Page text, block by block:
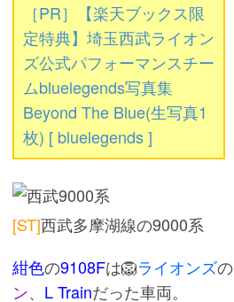
［PR］【楽天ブックス限
定特典】埼玉西武ライオン
ズ公式パフォーマンスチー
ムbluelegends写真集
Beyond The Blue(生写真1
枚) [ bluelegends ]
[ST]西武多摩湖線の9000系
紺色の9108Fは🦁ライオンズの
ン、 L Trainだった車両。